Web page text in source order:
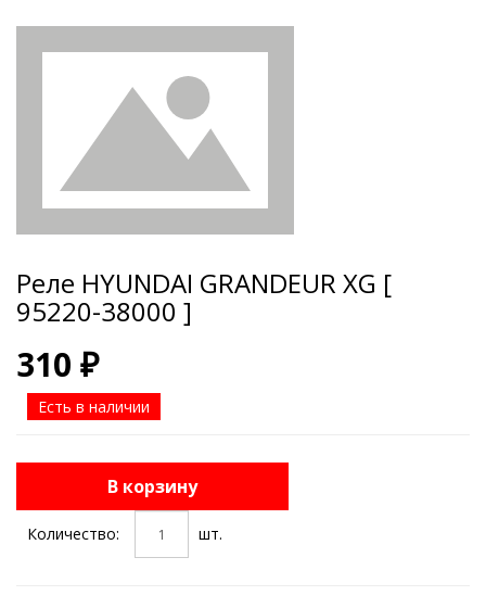
Реле HYUNDAI GRANDEUR XG [
95220-38000 ]
310 ₽
Есть в наличии
В корзину
Количество: шт.